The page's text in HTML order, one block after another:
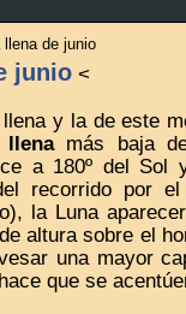
llena de junio
junio <
llena y la de este
llenamás baja
a 180º del Sol
recorrido por
la Luna
altura sobre el
una mayor
que se